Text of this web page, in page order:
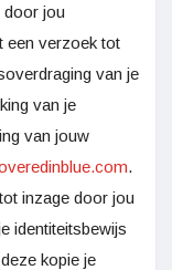
door jou
een verzoek tot
van je
van je
van jouw
.
inzage door jou
identiteitsbewijs
kopie je